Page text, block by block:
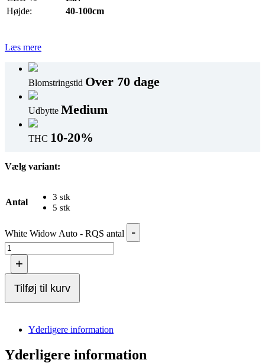
Højde:
40-100cm
Læs mere
Blomstringstid Over 70 dage
Udbytte Medium
THC 10-20%
Vælg variant:
Antal
3 stk
5 stk
White Widow Auto - RQS antal -
+
Tilføj til kurv
Yderligere information
Yderligere information